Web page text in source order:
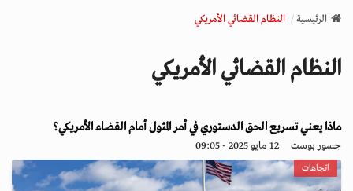
v
a
o
n
الرئيسية النظام القضائي الأمريكي
النظام القضائي الأمريكي
ماذا يعني تسريع الحق الدستوري في أمر المثول أمام القضاء الأمريكي؟
جسور بوست 12 مايو 2025 - 09:05
اتجاهات